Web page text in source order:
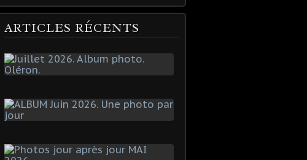
ARTICLES RÉCENTS